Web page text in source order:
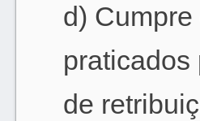
d)
praticados
de